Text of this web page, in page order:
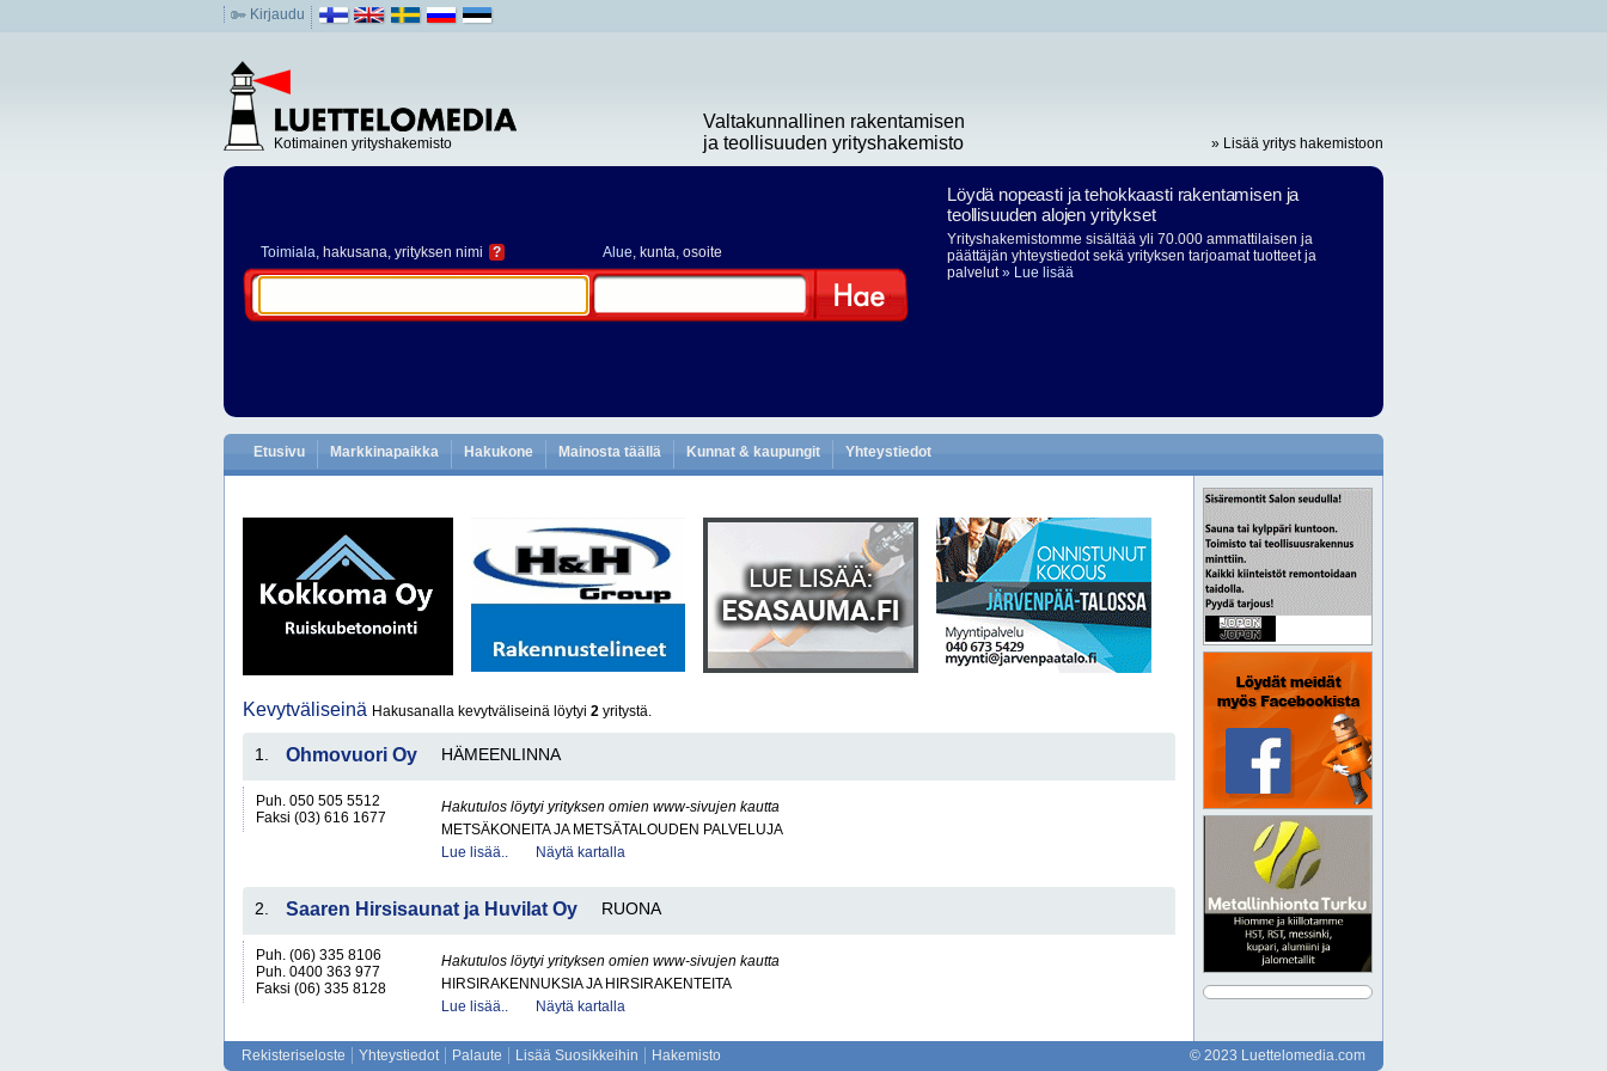
Kirjaudu
Kotimainen yrityshakemisto
Valtakunnallinen rakentamisen
ja teollisuuden yrityshakemisto
» Lisää yritys hakemistoon
Toimiala, hakusana, yrityksen nimi ? Alue, kunta, osoite
Löydä nopeasti ja tehokkaasti rakentamisen ja
teollisuuden alojen yritykset
Yrityshakemistomme sisältää yli 70.000 ammattilaisen ja
päättäjän yhteystiedot sekä yrityksen tarjoamat tuotteet ja
palvelut» Lue lisää
Etusivu Markkinapaikka Hakukone Mainosta täällä Kunnat & kaupungit Yhteystiedot
Kevytväliseinä Hakusanalla kevytväliseinä löytyi 2 yritystä.
1. Ohmovuori Oy HÄMEENLINNA
Puh. 050 505 5512
Faksi (03) 616 1677
Hakutulos löytyi yrityksen omien www-sivujen kautta
METSÄKONEITA JA METSÄTALOUDEN PALVELUJA
Lue lisää..
Näytä kartalla
2. Saaren Hirsisaunat ja Huvilat Oy RUONA
Puh. (06) 335 8106
Puh. 0400 363 977
Faksi (06) 335 8128
Hakutulos löytyi yrityksen omien www-sivujen kautta
HIRSIRAKENNUKSIA JA HIRSIRAKENTEITA
Lue lisää..
Näytä kartalla
Rekisteriseloste Yhteystiedot Palaute Lisää Suosikkeihin Hakemisto © 2023 Luettelomedia.com